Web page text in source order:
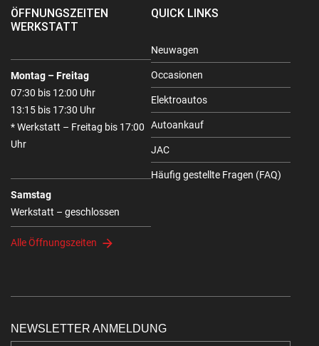
ÖFFNUNGSZEITEN
WERKSTATT
Montag – Freitag
07:30 bis 12:00 Uhr
13:15 bis 17:30 Uhr
* Werkstatt – Freitag bis 17:00
Uhr
Samstag
Werkstatt – geschlossen
Alle Öffnungszeiten
QUICK LINKS
Neuwagen
Occasionen
Elektroautos
Autoankauf
JAC
Häufig gestellte Fragen (FAQ)
NEWSLETTER ANMELDUNG